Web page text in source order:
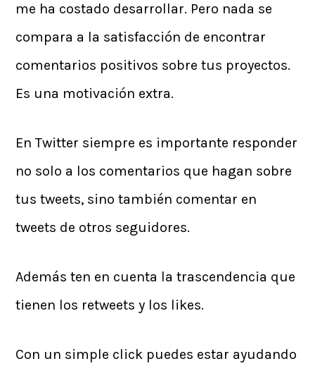
me ha costado desarrollar. Pero nada se
compara a la satisfacción de encontrar
comentarios positivos sobre tus proyectos.
Es una motivación extra.
En Twitter siempre es importante responder
no solo a los comentarios que hagan sobre
tus tweets, sino también comentar en
tweets de otros seguidores.
Además ten en cuenta la trascendencia que
tienen los retweets y los likes.
Con un simple click puedes estar ayudando